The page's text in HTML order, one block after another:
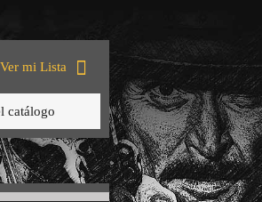
Ver mi Lista
catálogo